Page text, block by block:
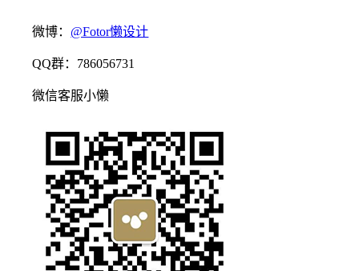
微博： @Fotor懒设计
QQ群：786056731
微信客服小懒